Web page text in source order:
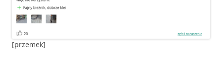
[przemek]